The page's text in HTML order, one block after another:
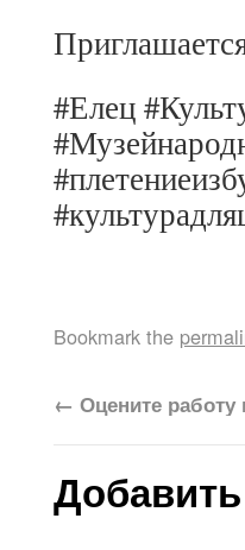
#Елец
Bookmark the
← Оцените работу